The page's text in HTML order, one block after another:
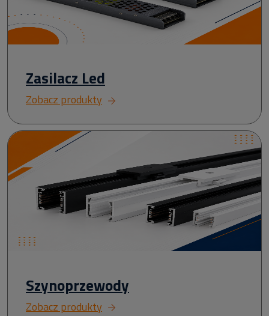
Zasilacz Led
Zobacz produkty
Szynoprzewody
Zobacz produkty